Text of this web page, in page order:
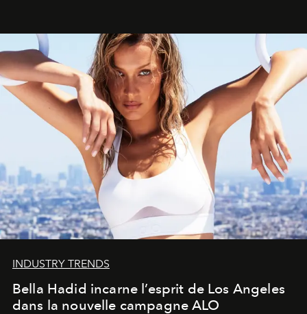
INDUSTRY TRENDS
Bella Hadid incarne l’esprit de Los Angeles
dans la nouvelle campagne ALO